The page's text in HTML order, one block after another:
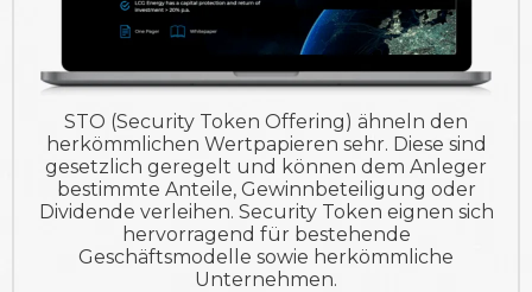
STO (Security Token Offering) ähneln den
herkömmlichen Wertpapieren sehr. Diese sind
gesetzlich geregelt und können dem Anleger
bestimmte Anteile, Gewinnbeteiligung oder
Dividende verleihen. Security Token eignen sich
hervorragend für bestehende
Geschäftsmodelle sowie herkömmliche
Unternehmen.